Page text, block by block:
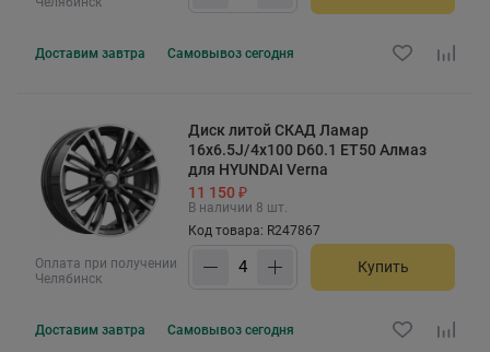
Доставим завтра Самовывоз сегодня
Оплата при получении
Челябинск
Диск литой СКАД Ламар
16x6.5J/4x100 D60.1 ET50 Алмаз
для HYUNDAI Verna
11 150 ₽
В наличии 8 шт.
Код товара: R247867
Купить
Доставим завтра Самовывоз сегодня